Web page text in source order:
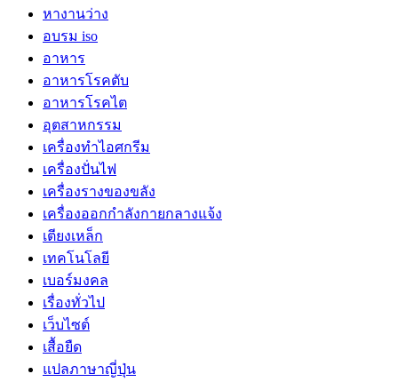
หางานว่าง
อบรม iso
อาหาร
อาหารโรคตับ
อาหารโรคไต
อุตสาหกรรม
เครื่องทำไอศกรีม
เครื่องปั่นไฟ
เครื่องรางของขลัง
เครื่องออกกำลังกายกลางแจ้ง
เตียงเหล็ก
เทคโนโลยี
เบอร์มงคล
เรื่องทั่วไป
เว็บไซต์
เสื้อยืด
แปลภาษาญี่ปุ่น